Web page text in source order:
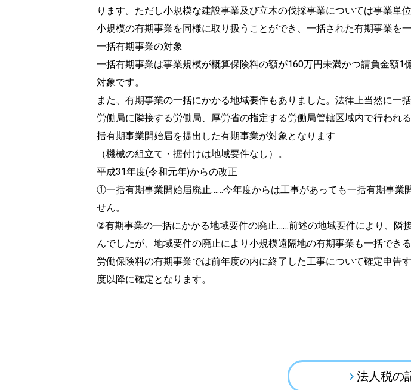
ります。ただし小規模な建設事業及び立木の伐採事業については事業
小規模の有期事業を同様に取り扱うことができ、一括された有期事
一括有期事業の対象
一括有期事業は事業規模が概算保険料の額が160万円未満かつ請負金額
対象です。
また、有期事業の一括にかかる地域要件もありました。法律上当然に
労働局に隣接する労働局、厚労省の指定する労働局管轄区域内で行われ
括有期事業開始届を提出した有期事業が対象となります
（機械の組立て・据付けは地域要件なし）。
平成31年度(令和元年)からの改正
①一括有期事業開始届廃止……今年度からは工事があっても一括有期事業
せん。
②有期事業の一括にかかる地域要件の廃止……前述の地域要件により、隣
んでしたが、地域要件の廃止により小規模遠隔地の有期事業も一括でき
労働保険料の有期事業では前年度の内に終了した工事について確定申
度以降に確定となります。
法人税の